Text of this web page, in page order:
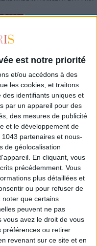
est notre priorité
et/ou accédons à des
les cookies, et traitons
identifiants uniques et
par un appareil pour des
des mesures de publicité
et le développement de
partenaires et nous-
de géolocalisation
En cliquant, vous
précédemment. Vous
plus détaillées et
ou pour refuser de
noter que certains
peuvent ne pas
vous avez le droit de vous
préférences ou retirer
revenant sur ce site et en
À PARIS EN AOÛT